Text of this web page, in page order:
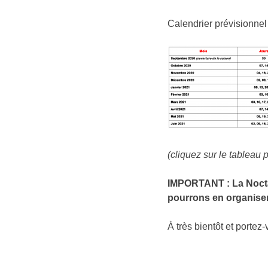
Calendrier prévisionnel
(cliquez sur le tableau
IMPORTANT : La
pourrons en
À très bientôt et